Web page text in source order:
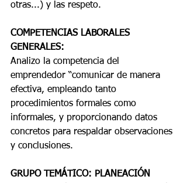
otras...) y las respeto.
COMPETENCIAS LABORALES
GENERALES:
Analizo la competencia del
emprendedor “comunicar de manera
efectiva, empleando tanto
procedimientos formales como
informales, y proporcionando datos
concretos para respaldar observaciones
y conclusiones.
GRUPO TEMÁTICO: PLANEACIÓN